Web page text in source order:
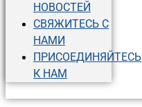
НОВОСТЕЙ
СВЯЖИТЕСЬ С
НАМИ
ПРИСОЕДИНЯЙТЕСЬ
К НАМ